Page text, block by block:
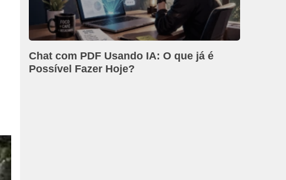
Chat com PDF Usando IA: O que já é
Possível Fazer Hoje?